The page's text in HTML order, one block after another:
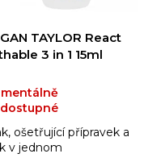
TAYLOR React
3 in 1 15ml
ošetřující přípravek a
v jednom